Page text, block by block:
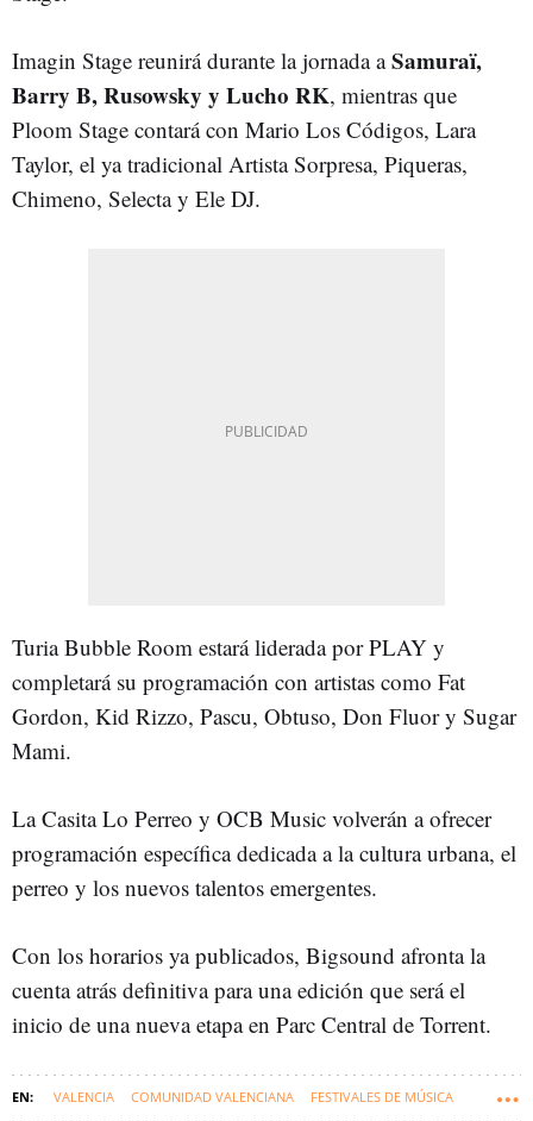
Imagin Stage reunirá durante la jornada aSamuraï,
Barry B, Rusowsky y Lucho RK, mientras que
Ploom Stage contará con Mario Los Códigos, Lara
Taylor, el ya tradicional Artista Sorpresa, Piqueras,
Chimeno, Selecta y Ele DJ.
Turia Bubble Room estará liderada por PLAY y
completará su programación con artistas como Fat
Gordon, Kid Rizzo, Pascu, Obtuso, Don Fluor y Sugar
Mami.
La Casita Lo Perreo y OCB Music volverán a ofrecer
programación específica dedicada a la cultura urbana, el
perreo y los nuevos talentos emergentes.
Con los horarios ya publicados, Bigsound afronta la
cuenta atrás definitiva para una edición que será el
inicio de una nueva etapa en Parc Central de Torrent.
VALENCIA COMUNIDAD VALENCIANA FESTIVALES DE MÚSICA